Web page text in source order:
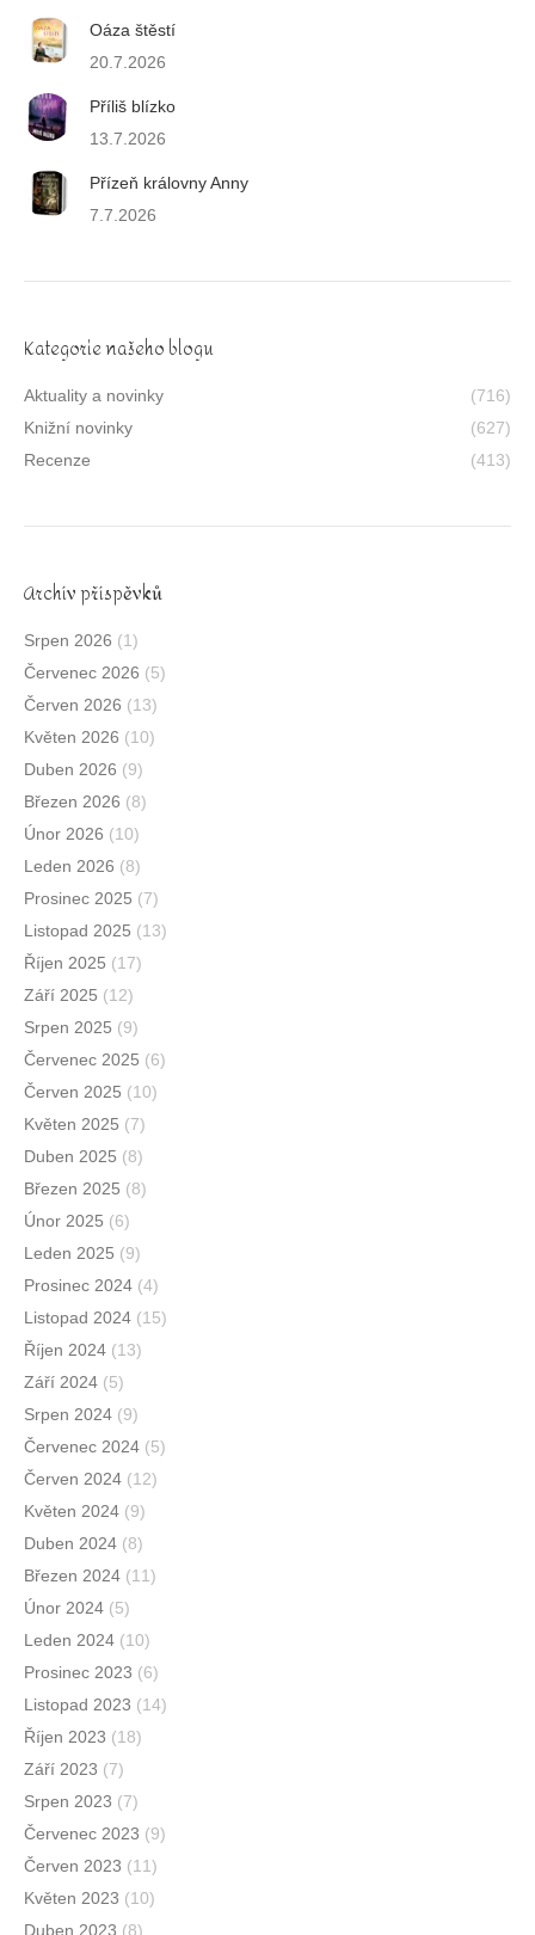
Oáza štěstí
20.7.2026
Příliš blízko
13.7.2026
Přízeň královny Anny
7.7.2026
Kategorie našeho blogu
Aktuality a novinky
(716)
Knižní novinky
(627)
Recenze
(413)
Archív příspěvků
Srpen 2026 (1)
Červenec 2026 (5)
Červen 2026 (13)
Květen 2026 (10)
Duben 2026 (9)
Březen 2026 (8)
Únor 2026 (10)
Leden 2026 (8)
Prosinec 2025 (7)
Listopad 2025 (13)
Říjen 2025 (17)
Září 2025 (12)
Srpen 2025 (9)
Červenec 2025 (6)
Červen 2025 (10)
Květen 2025 (7)
Duben 2025 (8)
Březen 2025 (8)
Únor 2025 (6)
Leden 2025 (9)
Prosinec 2024 (4)
Listopad 2024 (15)
Říjen 2024 (13)
Září 2024 (5)
Srpen 2024 (9)
Červenec 2024 (5)
Červen 2024 (12)
Květen 2024 (9)
Duben 2024 (8)
Březen 2024 (11)
Únor 2024 (5)
Leden 2024 (10)
Prosinec 2023 (6)
Listopad 2023 (14)
Říjen 2023 (18)
Září 2023 (7)
Srpen 2023 (7)
Červenec 2023 (9)
Červen 2023 (11)
Květen 2023 (10)
Duben 2023 (8)